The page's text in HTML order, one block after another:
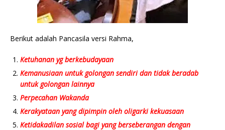
Berikut adalah Pancasila versi Rahma,
Ketuhanan yg berkebudayaan
Kemanusiaan untuk golongan sendiri dan tidak beradab
untuk golongan lainnya
Perpecahan Wakanda
Kerakyataan yang dipimpin oleh oligarki kekuasaan
Ketidakadilan sosial bagi yang berseberangan dengan